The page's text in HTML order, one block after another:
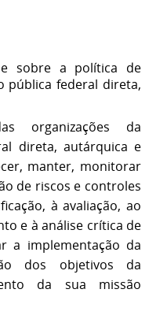
sobre a política de
pública federal direta,
organizações da
direta, autárquica e
manter, monitorar
de riscos e controles
à avaliação, ao
e à análise crítica de
a implementação da
dos objetivos da
da sua missão